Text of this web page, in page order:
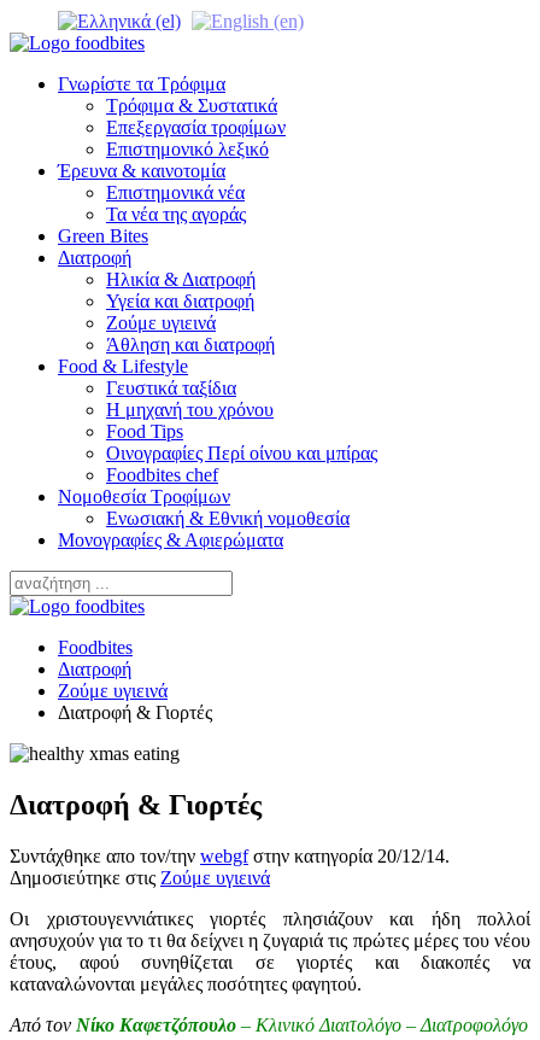
Γνωρίστε τα Τρόφιμα
Τρόφιμα & Συστατικά
Επεξεργασία τροφίμων
Επιστημονικό λεξικό
Έρευνα & καινοτομία
Επιστημονικά νέα
Τα νέα της αγοράς
Green Bites
Διατροφή
Ηλικία & Διατροφή
Υγεία και διατροφή
Ζούμε υγιεινά
Άθληση και διατροφή
Food & Lifestyle
Γευστικά ταξίδια
Η μηχανή του χρόνου
Food Tips
Οινογραφίες Περί οίνου και μπίρας
Foodbites chef
Νομοθεσία Τροφίμων
Ενωσιακή & Εθνική νομοθεσία
Μονογραφίες & Αφιερώματα
Foodbites
Διατροφή
Ζούμε υγιεινά
Διατροφή & Γιορτές
Διατροφή & Γιορτές
Συντάχθηκε απο τον/την webgfστην κατηγορία 20/12/14.
Δημοσιεύτηκε στις Ζούμε υγιεινά
Οι χριστουγεννιάτικες γιορτές πλησιάζουν και ήδη πολλοί
ανησυχούν για το τι θα δείχνει η ζυγαριά τις πρώτες μέρες του νέου
έτους, αφού συνηθίζεται σε γιορτές και διακοπές να
καταναλώνονται μεγάλες ποσότητες φαγητού.
Από τον Νίκο Καφετζόπουλο – Κλινικό Διαιτολόγο – Διατροφολόγο